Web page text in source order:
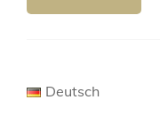
Deutsch